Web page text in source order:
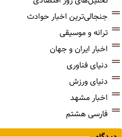
جنجالی‌ترین اخبار حوادث
ترانه و موسیقی
اخبار ایران و جهان
دنیای فناوری
دنیای ورزش
اخبار مشهد
فارسی هشتم